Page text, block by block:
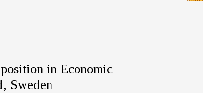
in Economic
Sweden